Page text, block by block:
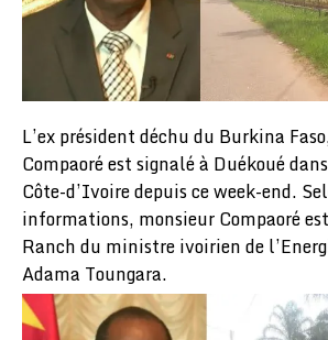
L’ex président déchu du Burkina
Compaoré est signalé à Duékoué
Côte-d’Ivoire depuis ce week-end.
informations, monsieur Compaoré
Ranch du ministre ivoirien de
Adama Toungara.